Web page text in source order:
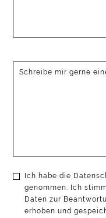
Ich habe die
genommen. Ich
Daten zur
erhoben und